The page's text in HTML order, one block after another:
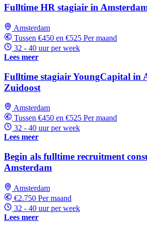
Fulltime HR stagiair in
Amsterdam
Tussen €450 en €525 Per maand
32 - 40 uur per week
Lees meer
Fulltime stagiair YoungCapital in
Zuidoost
Amsterdam
Tussen €450 en €525 Per maand
32 - 40 uur per week
Lees meer
Begin als fulltime recruitment
Amsterdam
Amsterdam
€2.750 Per maand
32 - 40 uur per week
Lees meer